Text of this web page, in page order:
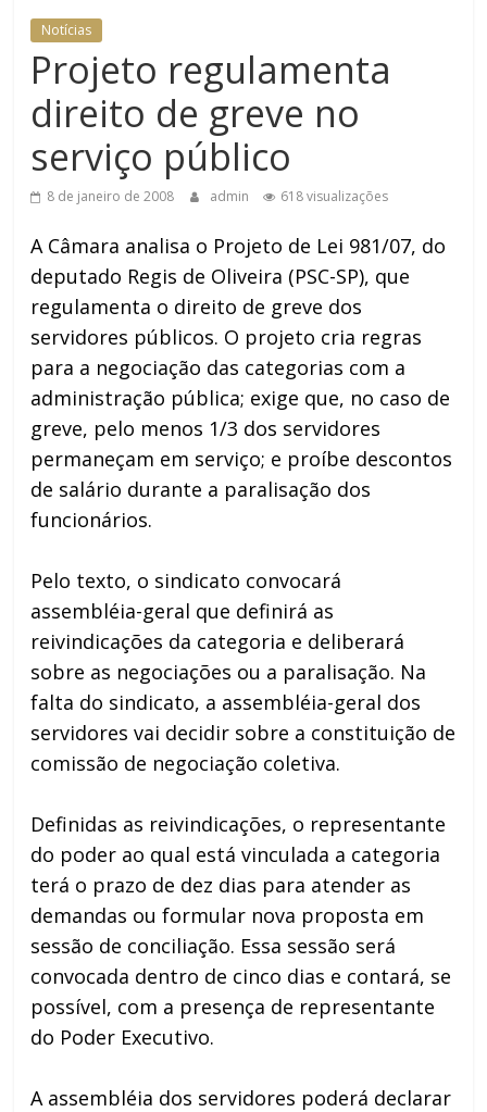
Notícias
Projeto regulamenta
direito de greve no
serviço público
8 de janeiro de 2008 admin 618 visualizações
A Câmara analisa o Projeto de Lei 981/07, do
deputado Regis de Oliveira (PSC-SP), que
regulamenta o direito de greve dos
servidores públicos. O projeto cria regras
para a negociação das categorias com a
administração pública; exige que, no caso de
greve, pelo menos 1/3 dos servidores
permaneçam em serviço; e proíbe descontos
de salário durante a paralisação dos
funcionários.
Pelo texto, o sindicato convocará
assembléia-geral que definirá as
reivindicações da categoria e deliberará
sobre as negociações ou a paralisação. Na
falta do sindicato, a assembléia-geral dos
servidores vai decidir sobre a constituição de
comissão de negociação coletiva.
Definidas as reivindicações, o representante
do poder ao qual está vinculada a categoria
terá o prazo de dez dias para atender as
demandas ou formular nova proposta em
sessão de conciliação. Essa sessão será
convocada dentro de cinco dias e contará, se
possível, com a presença de representante
do Poder Executivo.
A assembléia dos servidores poderá declarar